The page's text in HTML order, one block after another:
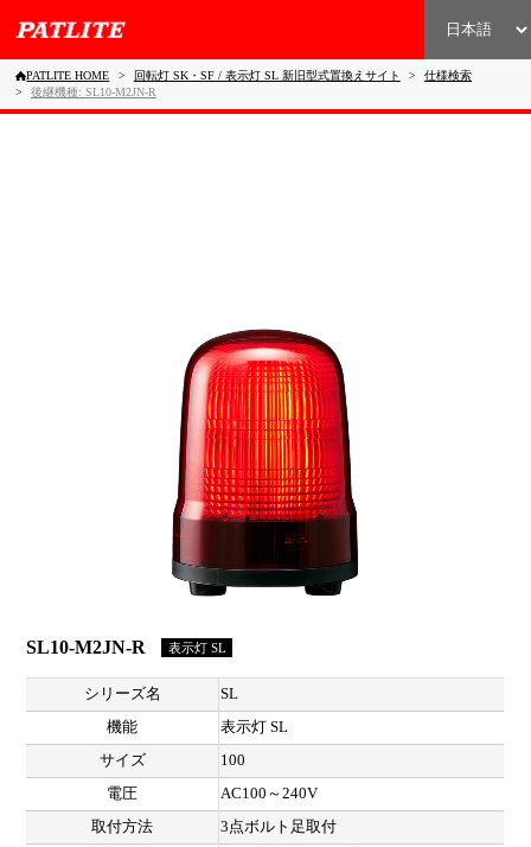
PATLITE HOME 回転灯 SK・SF / 表示灯 SL 新旧型式置換えサイト
仕様検索
後継機種: SL10-M2JN-R
SL10-M2JN-R 表示灯 SL
シリーズ名
SL
機能
表示灯 SL
サイズ
100
電圧
AC100～240V
取付方法
3点ボルト足取付